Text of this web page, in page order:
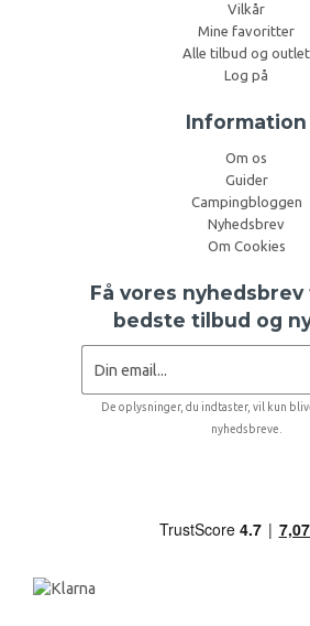
Vilkår
Mine favoritter
Alle tilbud og outlet
Log på
Information
Om os
Guider
Campingbloggen
Nyhedsbrev
Om Cookies
Få vores
bedste tilbud og
De oplysninger, du indtaster, vil kun
nyhedsbreve.